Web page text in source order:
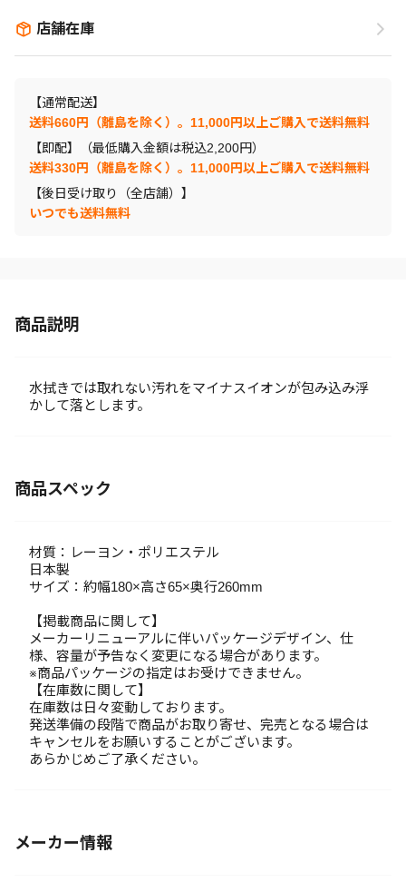
店舗在庫
【通常配送】
送料660円（離島を除く）。11,000円以上ご購入で送料無料
【即配】（最低購入金額は税込2,200円）
送料330円（離島を除く）。11,000円以上ご購入で送料無料
【後日受け取り（全店舗）】
いつでも送料無料
商品説明
水拭きでは取れない汚れをマイナスイオンが包み込み浮
かして落とします。
商品スペック
材質：レーヨン・ポリエステル
日本製
サイズ：約幅180×高さ65×奥行260mm
【掲載商品に関して】
メーカーリニューアルに伴いパッケージデザイン、仕
様、容量が予告なく変更になる場合があります。
※商品パッケージの指定はお受けできません。
【在庫数に関して】
在庫数は日々変動しております。
発送準備の段階で商品がお取り寄せ、完売となる場合は
キャンセルをお願いすることがございます。
あらかじめご了承ください。
メーカー情報